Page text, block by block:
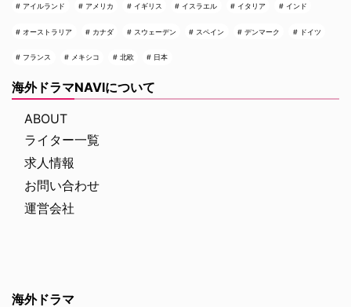
アイルランド アメリカ イギリス イスラエル イタリア インド
オーストラリア カナダ スウェーデン スペイン デンマーク ドイツ
フランス メキシコ 北欧 日本
海外ドラマNAVIについて
ABOUT
ライター一覧
求人情報
お問い合わせ
運営会社
海外ドラマ